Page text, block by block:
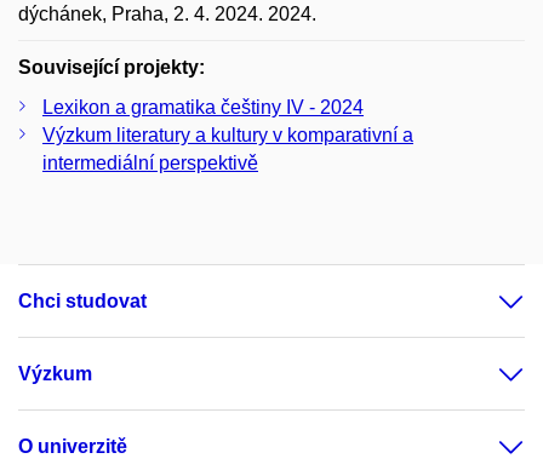
dýchánek, Praha, 2. 4. 2024. 2024.
Související projekty:
Lexikon a gramatika češtiny IV - 2024
Výzkum literatury a kultury v komparativní a
intermediální perspektivě
Chci studovat
Výzkum
O univerzitě